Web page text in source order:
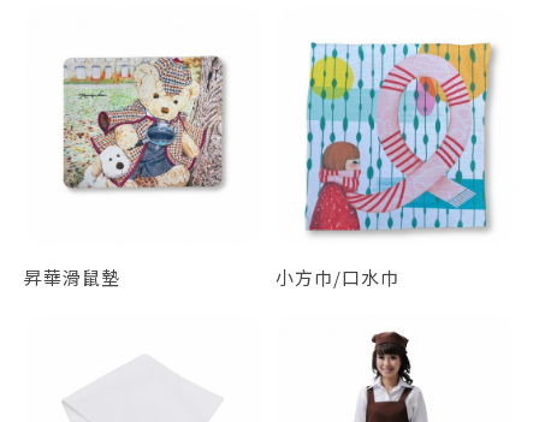
昇華滑鼠墊 小方巾/口水巾